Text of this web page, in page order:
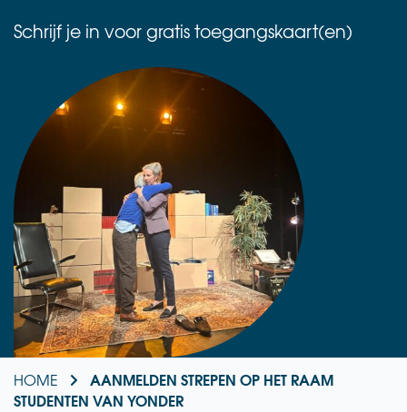
Schrijf je in voor gratis toegangskaart(en)
HOME
AANMELDEN STREPEN OP HET RAAM
STUDENTEN VAN YONDER